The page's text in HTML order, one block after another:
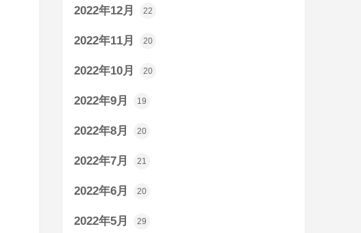
2022年12月 22
2022年11月 20
2022年10月 20
2022年9月 19
2022年8月 20
2022年7月 21
2022年6月 20
2022年5月 29